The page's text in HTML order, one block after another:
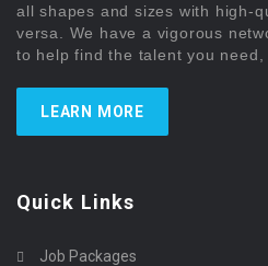
all shapes and sizes with high-
versa. We have a vigorous
to help find the talent you need,
LEARN MORE
Quick Links
Job Packages